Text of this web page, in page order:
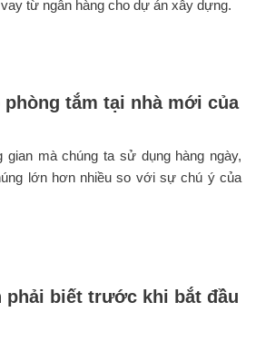
từ ngân hàng cho dự án xây dựng.
phòng tắm tại nhà mới của
gian mà chúng ta sử dụng hàng ngày,
lớn hơn nhiều so với sự chú ý của
phải biết trước khi bắt đầu